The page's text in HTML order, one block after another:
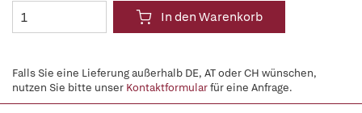
In den Warenkorb
Falls Sie eine Lieferung außerhalb DE, AT oder CH wünschen,
nutzen Sie bitte unser Kontaktformularfür eine Anfrage.